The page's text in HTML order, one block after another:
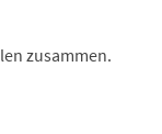
zusammen.